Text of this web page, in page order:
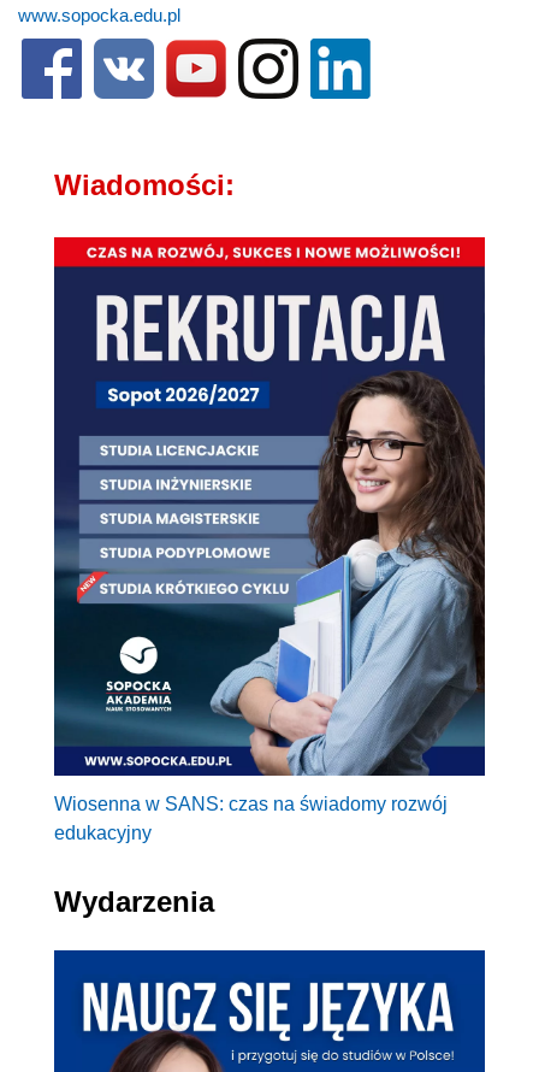
www.sopocka.edu.pl
Wiadomości:
Wiosenna w SANS: czas na świadomy rozwój
edukacyjny
Wydarzenia